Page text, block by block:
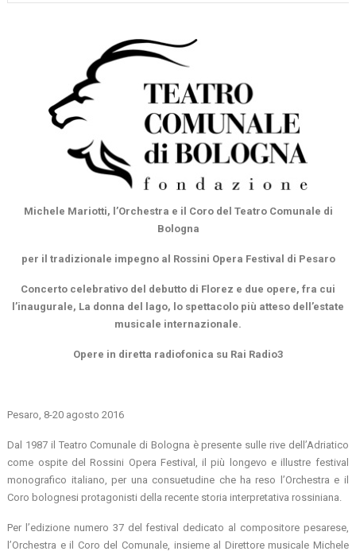
Michele Mariotti, l’Orchestra e il Coro del Teatro Comunale di
Bologna
per il tradizionale impegno al Rossini Opera Festival di Pesaro
Concerto celebrativo del debutto di Florez e due opere, fra cui
l’inaugurale, La donna del lago, lo spettacolo più atteso dell’estate
musicale internazionale.
Opere in diretta radiofonica su Rai Radio3
Pesaro, 8-20 agosto 2016
Dal 1987 il Teatro Comunale di Bologna è presente sulle rive dell’Adriatico
come ospite del Rossini Opera Festival, il più longevo e illustre festival
monografico italiano, per una consuetudine che ha reso l’Orchestra e il
Coro bolognesi protagonisti della recente storia interpretativa rossiniana.
Per l’edizione numero 37 del festival dedicato al compositore pesarese,
l’Orchestra e il Coro del Comunale, insieme al Direttore musicale Michele